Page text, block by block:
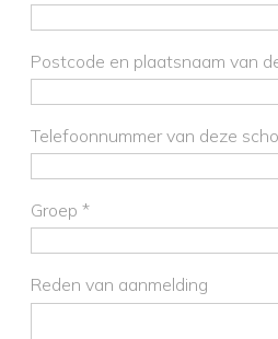
Postcode en plaatsnaam van
Telefoonnummer van deze
Groep *
Reden van aanmelding